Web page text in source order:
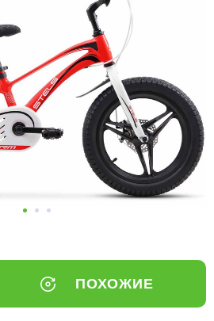
ПОХОЖИЕ
только
банка
% будут